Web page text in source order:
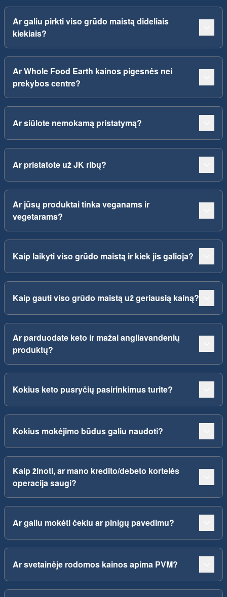
Ar galiu pirkti viso grūdo maistą dideliais
kiekiais?
Ar Whole Food Earth kainos pigesnės nei
prekybos centre?
Ar siūlote nemokamą pristatymą?
Ar pristatote už JK ribų?
Ar jūsų produktai tinka veganams ir
vegetarams?
Kaip laikyti viso grūdo maistą ir kiek jis galioja?
Kaip gauti viso grūdo maistą už geriausią kainą?
Ar parduodate keto ir mažai angliavandenių
produktų?
Kokius keto pusryčių pasirinkimus turite?
Kokius mokėjimo būdus galiu naudoti?
Kaip žinoti, ar mano kredito/debeto kortelės
operacija saugi?
Ar galiu mokėti čekiu ar pinigų pavedimu?
Ar svetainėje rodomos kainos apima PVM?